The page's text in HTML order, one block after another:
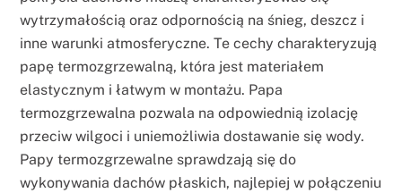
wytrzymałością oraz odpornością na śnieg, deszcz i
inne warunki atmosferyczne. Te cechy charakteryzują
papę termozgrzewalną, która jest materiałem
elastycznym i łatwym w montażu. Papa
termozgrzewalna pozwala na odpowiednią izolację
przeciw wilgoci i uniemożliwia dostawanie się wody.
Papy termozgrzewalne sprawdzają się do
wykonywania dachów płaskich, najlepiej w połączeniu